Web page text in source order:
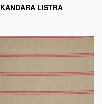
KANDARA LISTRA